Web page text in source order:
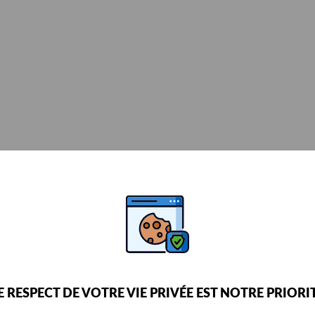
RESPECT DE VOTRE VIE PRIVÉE EST NOTRE